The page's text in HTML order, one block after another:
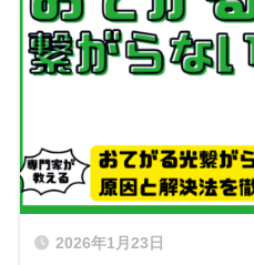
2026年1月23日